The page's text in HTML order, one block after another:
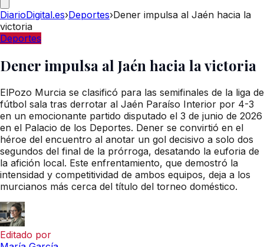
DiarioDigital.es›Deportes›Dener impulsa al Jaén hacia la
victoria
Deportes
Dener impulsa al Jaén hacia la victoria
ElPozo Murcia se clasificó para las semifinales de la liga de
fútbol sala tras derrotar al Jaén Paraíso Interior por 4-3
en un emocionante partido disputado el 3 de junio de 2026
en el Palacio de los Deportes. Dener se convirtió en el
héroe del encuentro al anotar un gol decisivo a solo dos
segundos del final de la prórroga, desatando la euforia de
la afición local. Este enfrentamiento, que demostró la
intensidad y competitividad de ambos equipos, deja a los
murcianos más cerca del título del torneo doméstico.
Editado por